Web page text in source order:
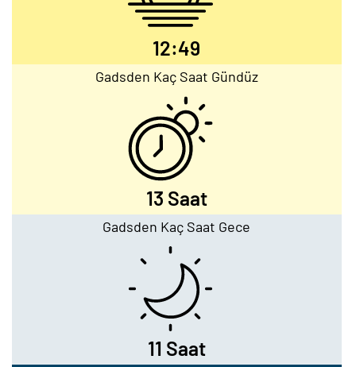
12:49
Gadsden Kaç Saat Gündüz
13 Saat
Gadsden Kaç Saat Gece
11 Saat